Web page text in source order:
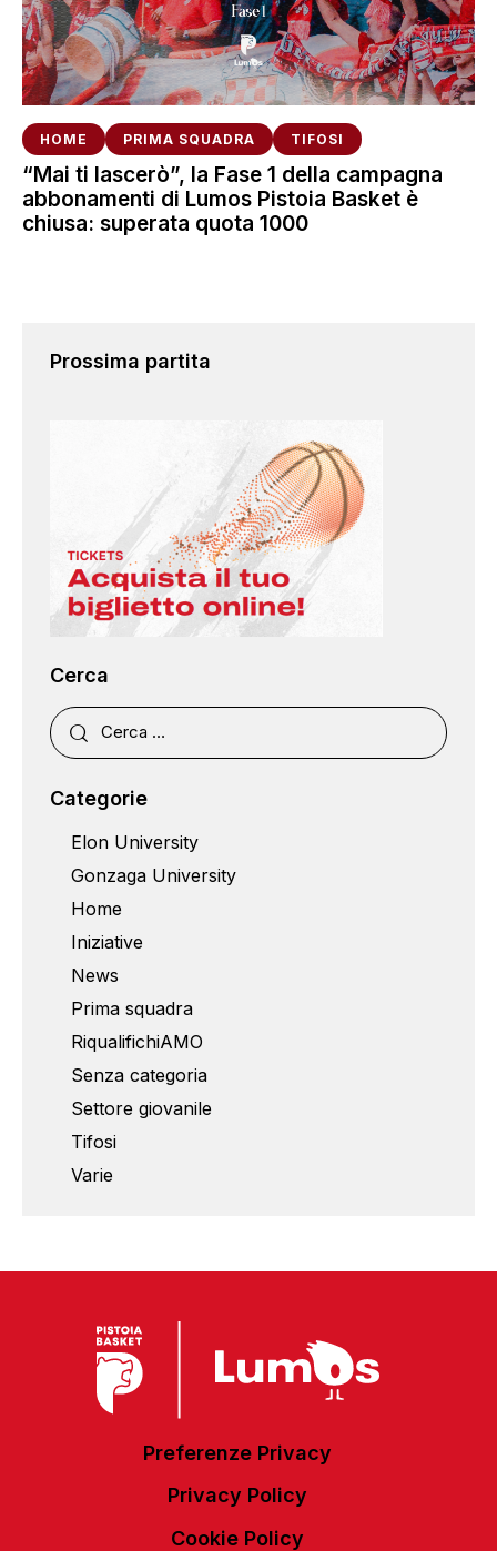
HOME PRIMA SQUADRA TIFOSI
“Mai ti lascerò”, la Fase 1 della campagna
abbonamenti di Lumos Pistoia Basket è
chiusa: superata quota 1000
Prossima partita
Cerca
Categorie
Elon University
Gonzaga University
Home
Iniziative
News
Prima squadra
RiqualifichiAMO
Senza categoria
Settore giovanile
Tifosi
Varie
Preferenze Privacy
Privacy Policy
Cookie Policy